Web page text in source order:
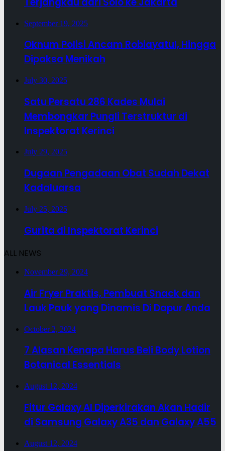
September 19, 2025
Oknum Polisi Ancam Robiayatul, Hingga
Dipaksa Menikah
July 30, 2025
Satu Persatu 286 Kades Mulai
Membongkar Pungli Terstruktur di
Inspektorat Kerinci
July 29, 2025
Dugaan Pengadaan Obat Sudah Dekat
Kadaluarsa
July 25, 2025
Gurita di Inspektorat Kerinci
ALL NEWS
November 29, 2024
Air Fryer Praktis, Pembuat Snack dan
Lauk Pauk yang Dinamis Di Dapur Anda
October 2, 2024
7 Alasan Kenapa Harus Beli Body Lotion
Botanical Essentials
August 12, 2024
Fitur Galaxy AI Diperkirakan Akan Hadir
di Samsung Galaxy A35 dan Galaxy A55
August 12, 2024